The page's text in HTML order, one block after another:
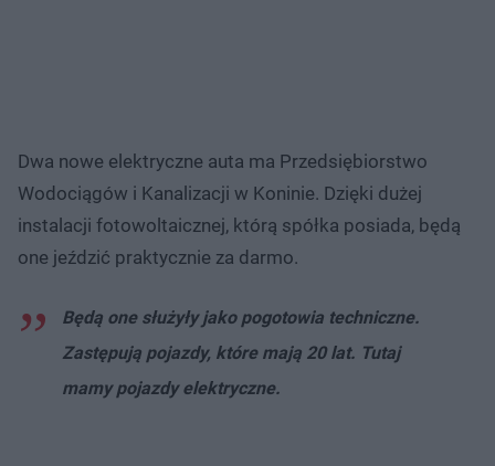
Dwa nowe elektryczne auta ma Przedsiębiorstwo
Wodociągów i Kanalizacji w Koninie. Dzięki dużej
instalacji fotowoltaicznej, którą spółka posiada, będą
one jeździć praktycznie za darmo.
Będą one służyły jako pogotowia techniczne.
Zastępują pojazdy, które mają 20 lat. Tutaj
mamy pojazdy elektryczne.